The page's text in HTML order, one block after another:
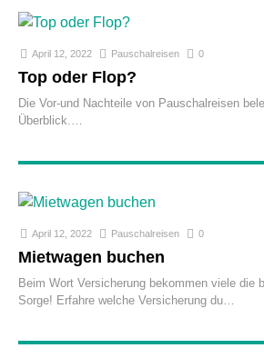
April 12, 2022 Pauschalreisen 0
Top oder Flop?
Die Vor-und Nachteile von Pauschalreisen
Überblick.
April 12, 2022 Pauschalreisen 0
Mietwagen buchen
Beim Wort Versicherung bekommen viele die
Sorge! Erfahre welche Versicherung du